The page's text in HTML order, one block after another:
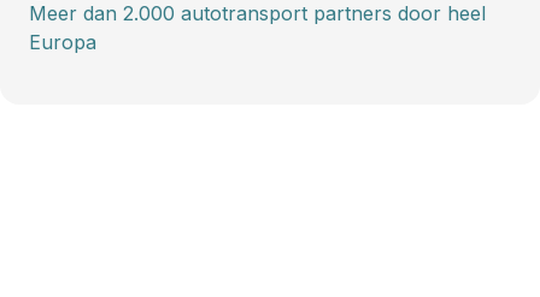
Meer dan 2.000 autotransport partners door heel
Europa